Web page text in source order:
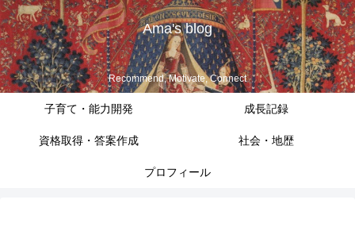
Ama's blog
Recommend, Motivate, Connect
子育て・能力開発 成長記録
資格取得・答案作成 社会・地歴
プロフィール